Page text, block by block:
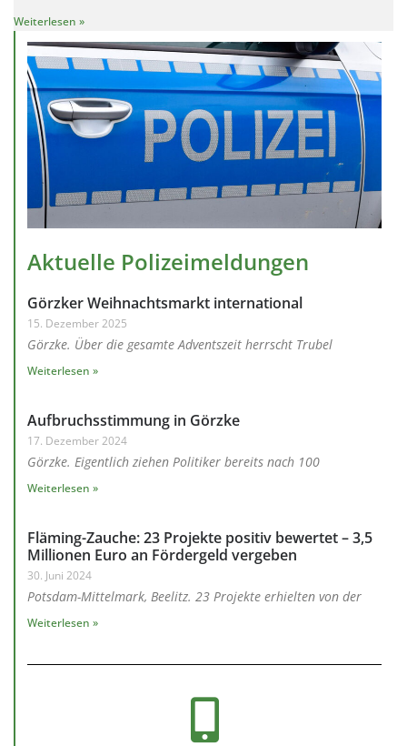
Weiterlesen »
Aktuelle Polizeimeldungen
Görzker Weihnachtsmarkt international
15. Dezember 2025
Görzke. Über die gesamte Adventszeit herrscht Trubel
Weiterlesen »
Aufbruchsstimmung in Görzke
17. Dezember 2024
Görzke. Eigentlich ziehen Politiker bereits nach 100
Weiterlesen »
Fläming-Zauche: 23 Projekte positiv bewertet – 3,5
Millionen Euro an Fördergeld vergeben
30. Juni 2024
Potsdam-Mittelmark, Beelitz. 23 Projekte erhielten von der
Weiterlesen »